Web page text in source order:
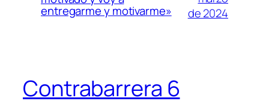
entregarme y motivarme»
de 2024
Contrabarrera 6